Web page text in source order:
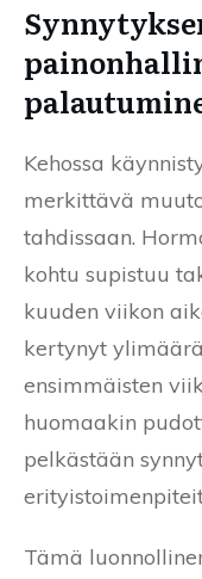
Kehossa
merkittävä
tahdissaan.
kohtu supistuu
kuuden viikon
kertynyt
ensimmäisten
huomaakin
pelkästään
Tämä